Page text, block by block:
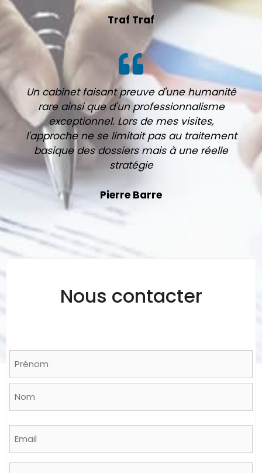
Traf Traf
Un cabinet faisant preuve d'une humanité
rare ainsi que d'un professionnalisme
exceptionnel. Lors de mes visites,
l'approche ne se limitait pas au traitement
basique des dossiers mais à une réelle
stratégie
Pierre Barre
Nous contacter
Prénom